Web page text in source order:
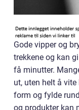
Gode vipper og
trekkene og kan
få minutter.
ut, uten helt å
form og fylde
og produkter kan